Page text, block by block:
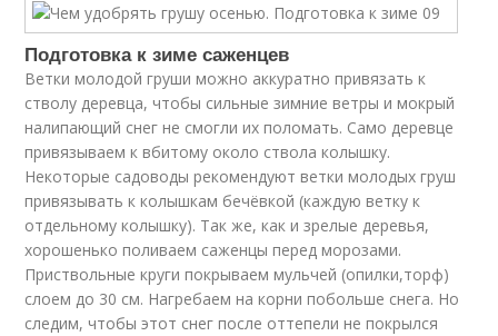
Подготовка к зиме саженцев
Ветки молодой груши можно аккуратно привязать к
стволу деревца, чтобы сильные зимние ветры и мокрый
налипающий снег не смогли их поломать. Само деревце
привязываем к вбитому около ствола колышку.
Некоторые садоводы рекомендуют ветки молодых груш
привязывать к колышкам бечёвкой (каждую ветку к
отдельному колышку). Так же, как и зрелые деревья,
хорошенько поливаем саженцы перед морозами.
Приствольные круги покрываем мульчей (опилки,торф)
слоем до 30 см. Нагребаем на корни побольше снега. Но
следим, чтобы этот снег после оттепели не покрылся